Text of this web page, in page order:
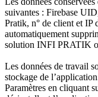
suivantes : Firebase
Pratik, n° de client et IP
automatiquement
solution INFI PRATIK
Les données de travail
stockage de
Paramètres en cliquant